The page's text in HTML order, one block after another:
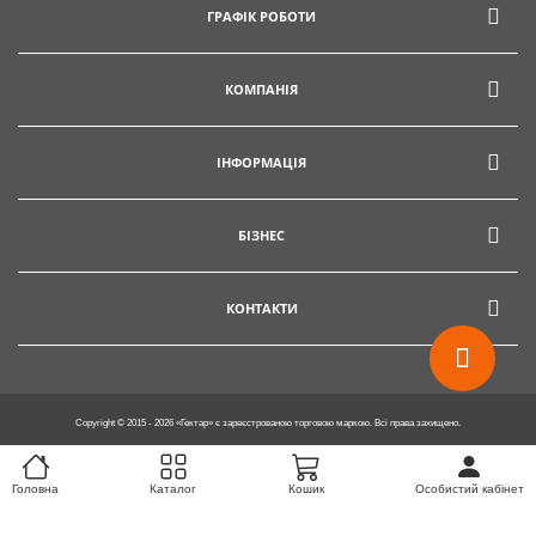
Головна Каталог Кошик Особистий кабінет
ГРАФІК РОБОТИ
КОМПАНІЯ
ІНФОРМАЦІЯ
БІЗНЕС
КОНТАКТИ
Copyright © 2015 - 2026 «Гектар» є зареєстрованою торговою маркою. Всі права захищено.